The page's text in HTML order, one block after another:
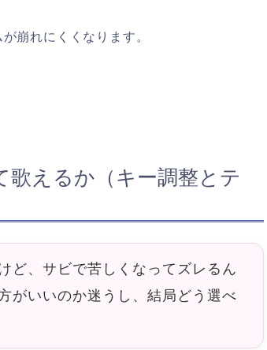
崩れにくくなります。
歌えるか（キー調整とテ
ど、サビで苦しくなってズレるん
がいいのか迷うし、結局どう選べ